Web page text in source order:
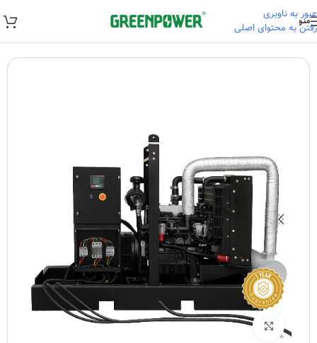
عبور به ناوبری
رفتن به محتوای اصلی
منو
خانه
ژنراتور/ژنراتور گازسوز
بزرگنمایی تصویر